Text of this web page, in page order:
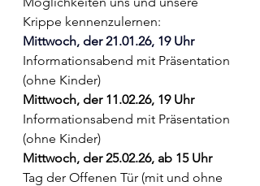
Krippe kennenzulernen:
Mittwoch, der 21.01.26, 19 Uhr
Informationsabend mit Präsentation
(ohne Kinder)
Mittwoch, der 11.02.26, 19 Uhr
Informationsabend mit Präsentation
(ohne Kinder)
Mittwoch, der 25.02.26, ab 15 Uhr
Tag der Offenen Tür (mit und ohne